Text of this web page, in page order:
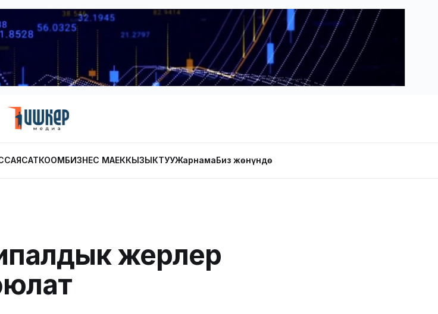
САЯСАТКООМБИЗНЕС МАЕККЫЗЫКТУУЖарнамаБиз жөнүндө
жерлер